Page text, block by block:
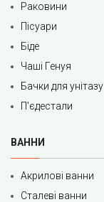
Раковини
Пісуари
Біде
Чаші Генуя
Бачки для унітазу
П'єдестали
ВАННИ
Акрилові ванни
Сталеві ванни